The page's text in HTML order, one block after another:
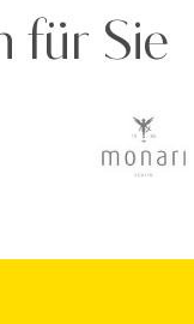
für Sie